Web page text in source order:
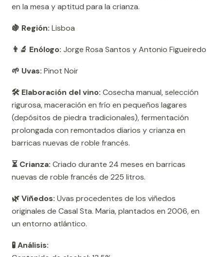
en la mesa y aptitud para la crianza.
🍇 Región: Lisboa
👨‍🔬 Enólogo: Jorge Rosa Santos y Antonio Figueiredo
🌱 Uvas: Pinot Noir
🛠️ Elaboración del vino: Cosecha manual, selección
rigurosa, maceración en frío en pequeños lagares
(depósitos de piedra tradicionales), fermentación
prolongada con remontados diarios y crianza en
barricas nuevas de roble francés.
⏳ Crianza: Criado durante 24 meses en barricas
nuevas de roble francés de 225 litros.
🌿 Viñedos: Uvas procedentes de los viñedos
originales de Casal Sta. Maria, plantados en 2006, en
un entorno atlántico.
🧪 Análisis: